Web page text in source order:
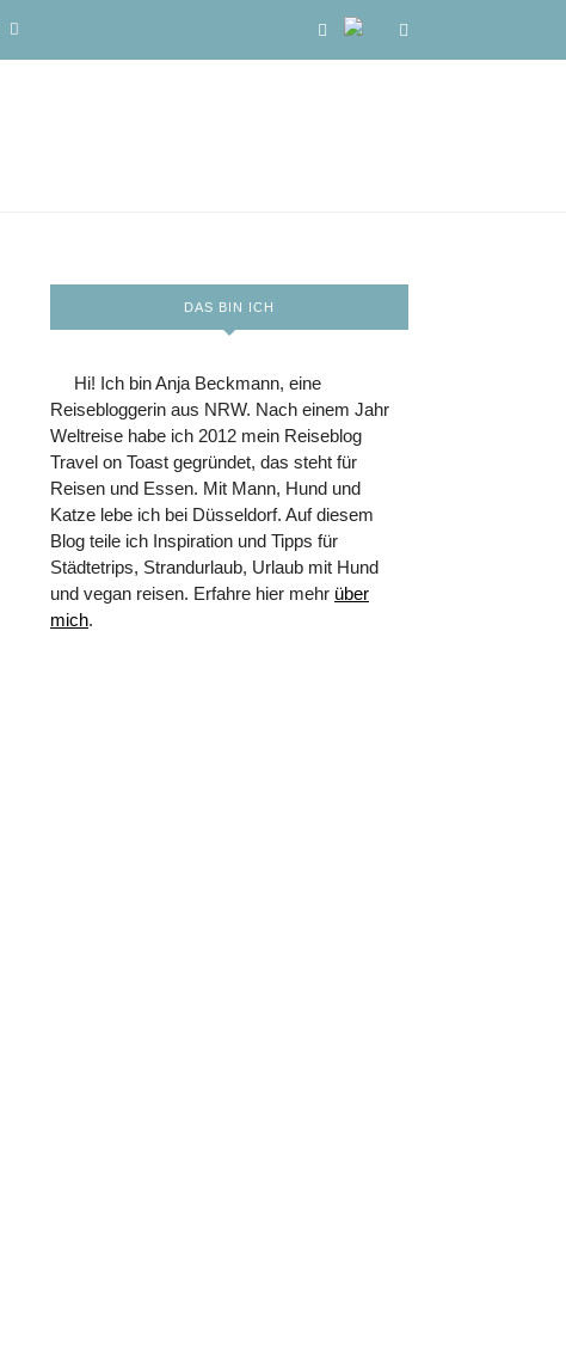
DAS BIN ICH
Hi! Ich bin Anja Beckmann, eine
Reisebloggerin aus NRW. Nach einem Jahr
Weltreise habe ich 2012 mein Reiseblog
Travel on Toast gegründet, das steht für
Reisen und Essen. Mit Mann, Hund und
Katze lebe ich bei Düsseldorf. Auf diesem
Blog teile ich Inspiration und Tipps für
Städtetrips, Strandurlaub, Urlaub mit Hund
und vegan reisen. Erfahre hier mehr über
mich.